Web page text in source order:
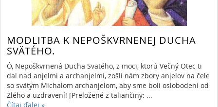
MODLITBA K NEPOŠKVRNENEJ DUCHA
SVÄTÉHO.
Ô, Nepoškvrnená Ducha Svätého, z moci, ktorú Večný Otec ti
dal nad anjelmi a archanjelmi, zošli nám zbory anjelov na čele
so svätým Michalom archanjelom, aby sme boli oslobodení od
Zlého a uzdravení! [Preložené z taliančiny: ...
Čítaj ďalej »